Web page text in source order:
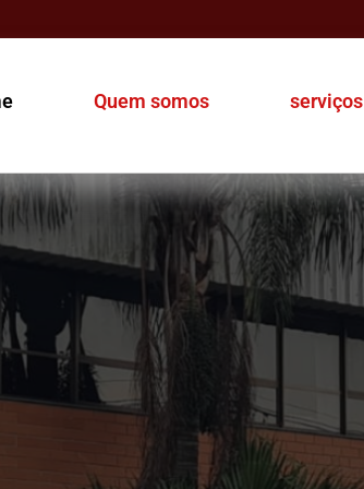
Quem somos serviços